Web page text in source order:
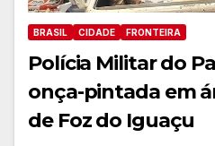
BRASIL CIDADE FRONTEIRA
Polícia Militar do
onça-pintada em
de Foz do Iguaçu